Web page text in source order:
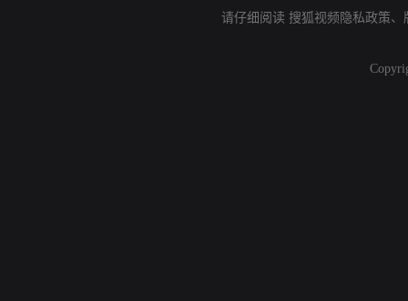
请仔细阅读 搜狐视频隐私政策、